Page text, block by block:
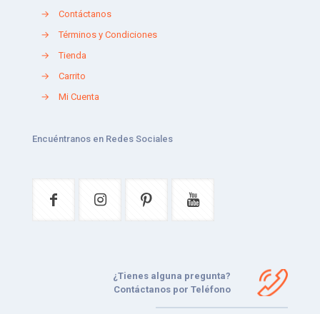
→
Contáctanos
→
Términos y Condiciones
→
Tienda
→
Carrito
→
Mi Cuenta
Encuéntranos en Redes Sociales
¿Tienes alguna pregunta?
Contáctanos por Teléfono